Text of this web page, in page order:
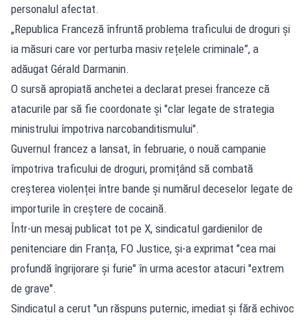
personalul afectat.
„Republica Franceză înfruntă problema traficului de droguri și
ia măsuri care vor perturba masiv rețelele criminale”, a
adăugat Gérald Darmanin.
O sursă apropiată anchetei a declarat presei franceze că
atacurile par să fie coordonate și "clar legate de strategia
ministrului împotriva narcobanditismului".
Guvernul francez a lansat, în februarie, o nouă campanie
împotriva traficului de droguri, promițând să combată
creșterea violenței între bande și numărul deceselor legate de
importurile în creștere de cocaină.
Într-un mesaj publicat tot pe X, sindicatul gardienilor de
penitenciare din Franța, FO Justice, și-a exprimat "cea mai
profundă îngrijorare și furie" în urma acestor atacuri "extrem
de grave".
Sindicatul a cerut "un răspuns puternic, imediat și fără echivoc